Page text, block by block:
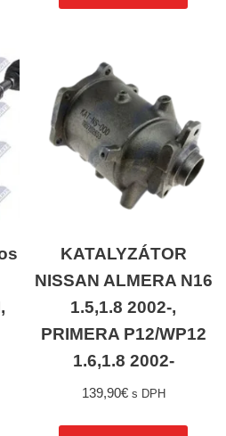
KATALYZÁTOR
NISSAN ALMERA N16
1.5,1.8 2002-,
PRIMERA P12/WP12
1.6,1.8 2002-
139,90€ s DPH